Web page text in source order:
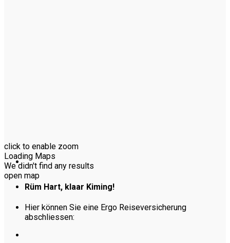
click to enable zoom
Loading Maps
We didn't find any results
open map
Rüm Hart, klaar Kiming!
Hier können Sie eine Ergo Reiseversicherung
abschliessen: